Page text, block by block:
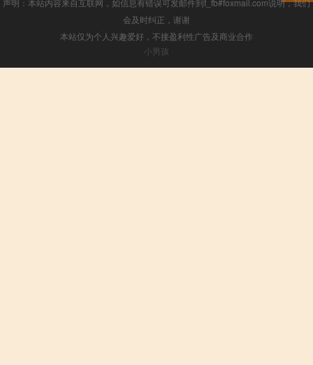
会及时纠正，谢谢
本站仅为个人兴趣爱好，不接盈利性广告及商业合作
小男孩